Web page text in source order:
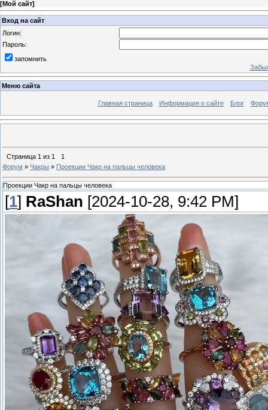
[Мой сайт]
Вход на сайт
Логин:
Пароль:
запомнить
Меню сайта
Главная страница Информация о сайте Блог
Страница 1 из 1
1
Форум » Чакры » Проекции Чакр на пальцы человека
Проекции Чакр на пальцы человека
[1] RaShan [2024-10-28, 9:42 PM]